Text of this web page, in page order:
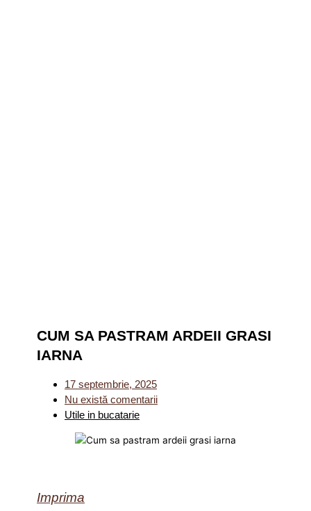
CUM SA PASTRAM ARDEII GRASI
IARNA
17 septembrie, 2025
Nu există comentarii
Utile in bucatarie
Imprima